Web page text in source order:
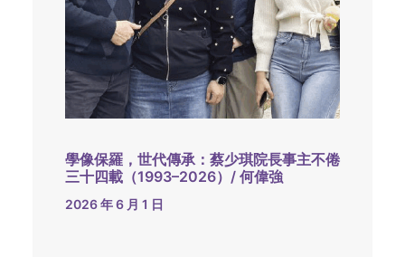
學像保羅，世代傳承：蔡少琪院長事主不倦
三十四載（1993–2026）/ 何偉強
2026 年 6 月 1 日